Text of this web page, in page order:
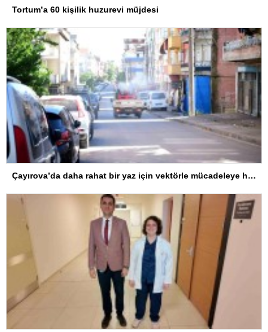
Tortum’a 60 kişilik huzurevi müjdesi
Çayırova’da daha rahat bir yaz için vektörle mücadeleye hız verildi